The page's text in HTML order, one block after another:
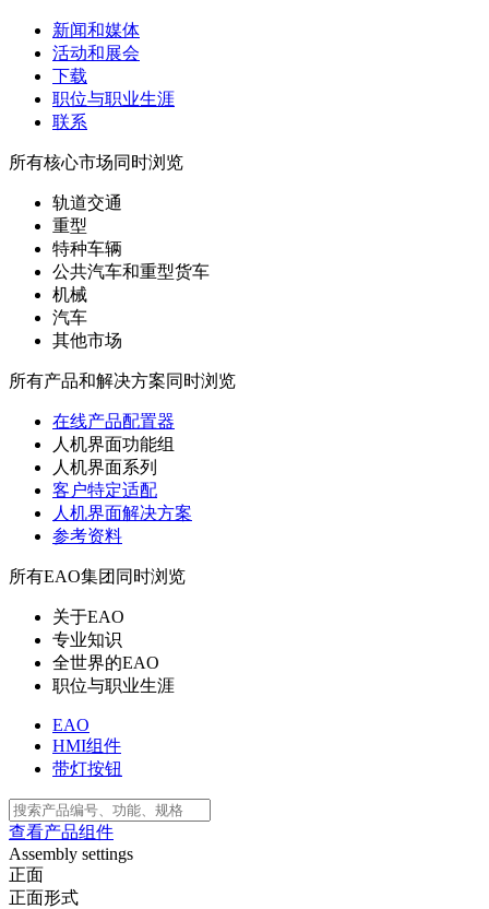
新闻和媒体
活动和展会
下载
职位与职业生涯
联系
所有核心市场同时浏览
轨道交通
重型
特种车辆
公共汽车和重型货车
机械
汽车
其他市场
所有产品和解决方案同时浏览
在线产品配置器
人机界面功能组
人机界面系列
客户特定适配
人机界面解决方案
参考资料
所有EAO集团同时浏览
关于EAO
专业知识
全世界的EAO
职位与职业生涯
EAO
HMI组件
带灯按钮
查看产品组件
Assembly settings
正面
正面形式